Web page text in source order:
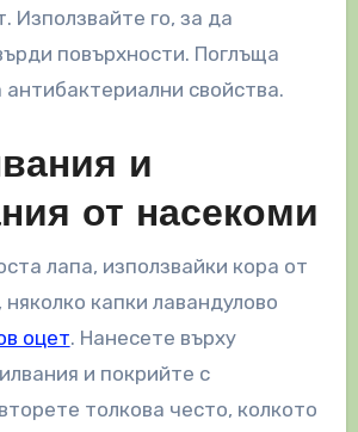
Използвайте го, за да
повърхности. Поглъща
свойства.
и
от насекоми
лапа, използвайки кора от
капки лавандулово
оцет. Нанесете върху
и покрийте с
толкова често, колкото